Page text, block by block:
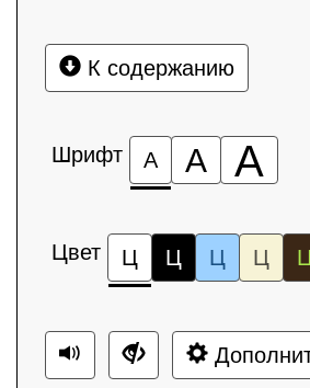
К содержанию
Шрифт А А А
Цвет Ц Ц Ц Ц